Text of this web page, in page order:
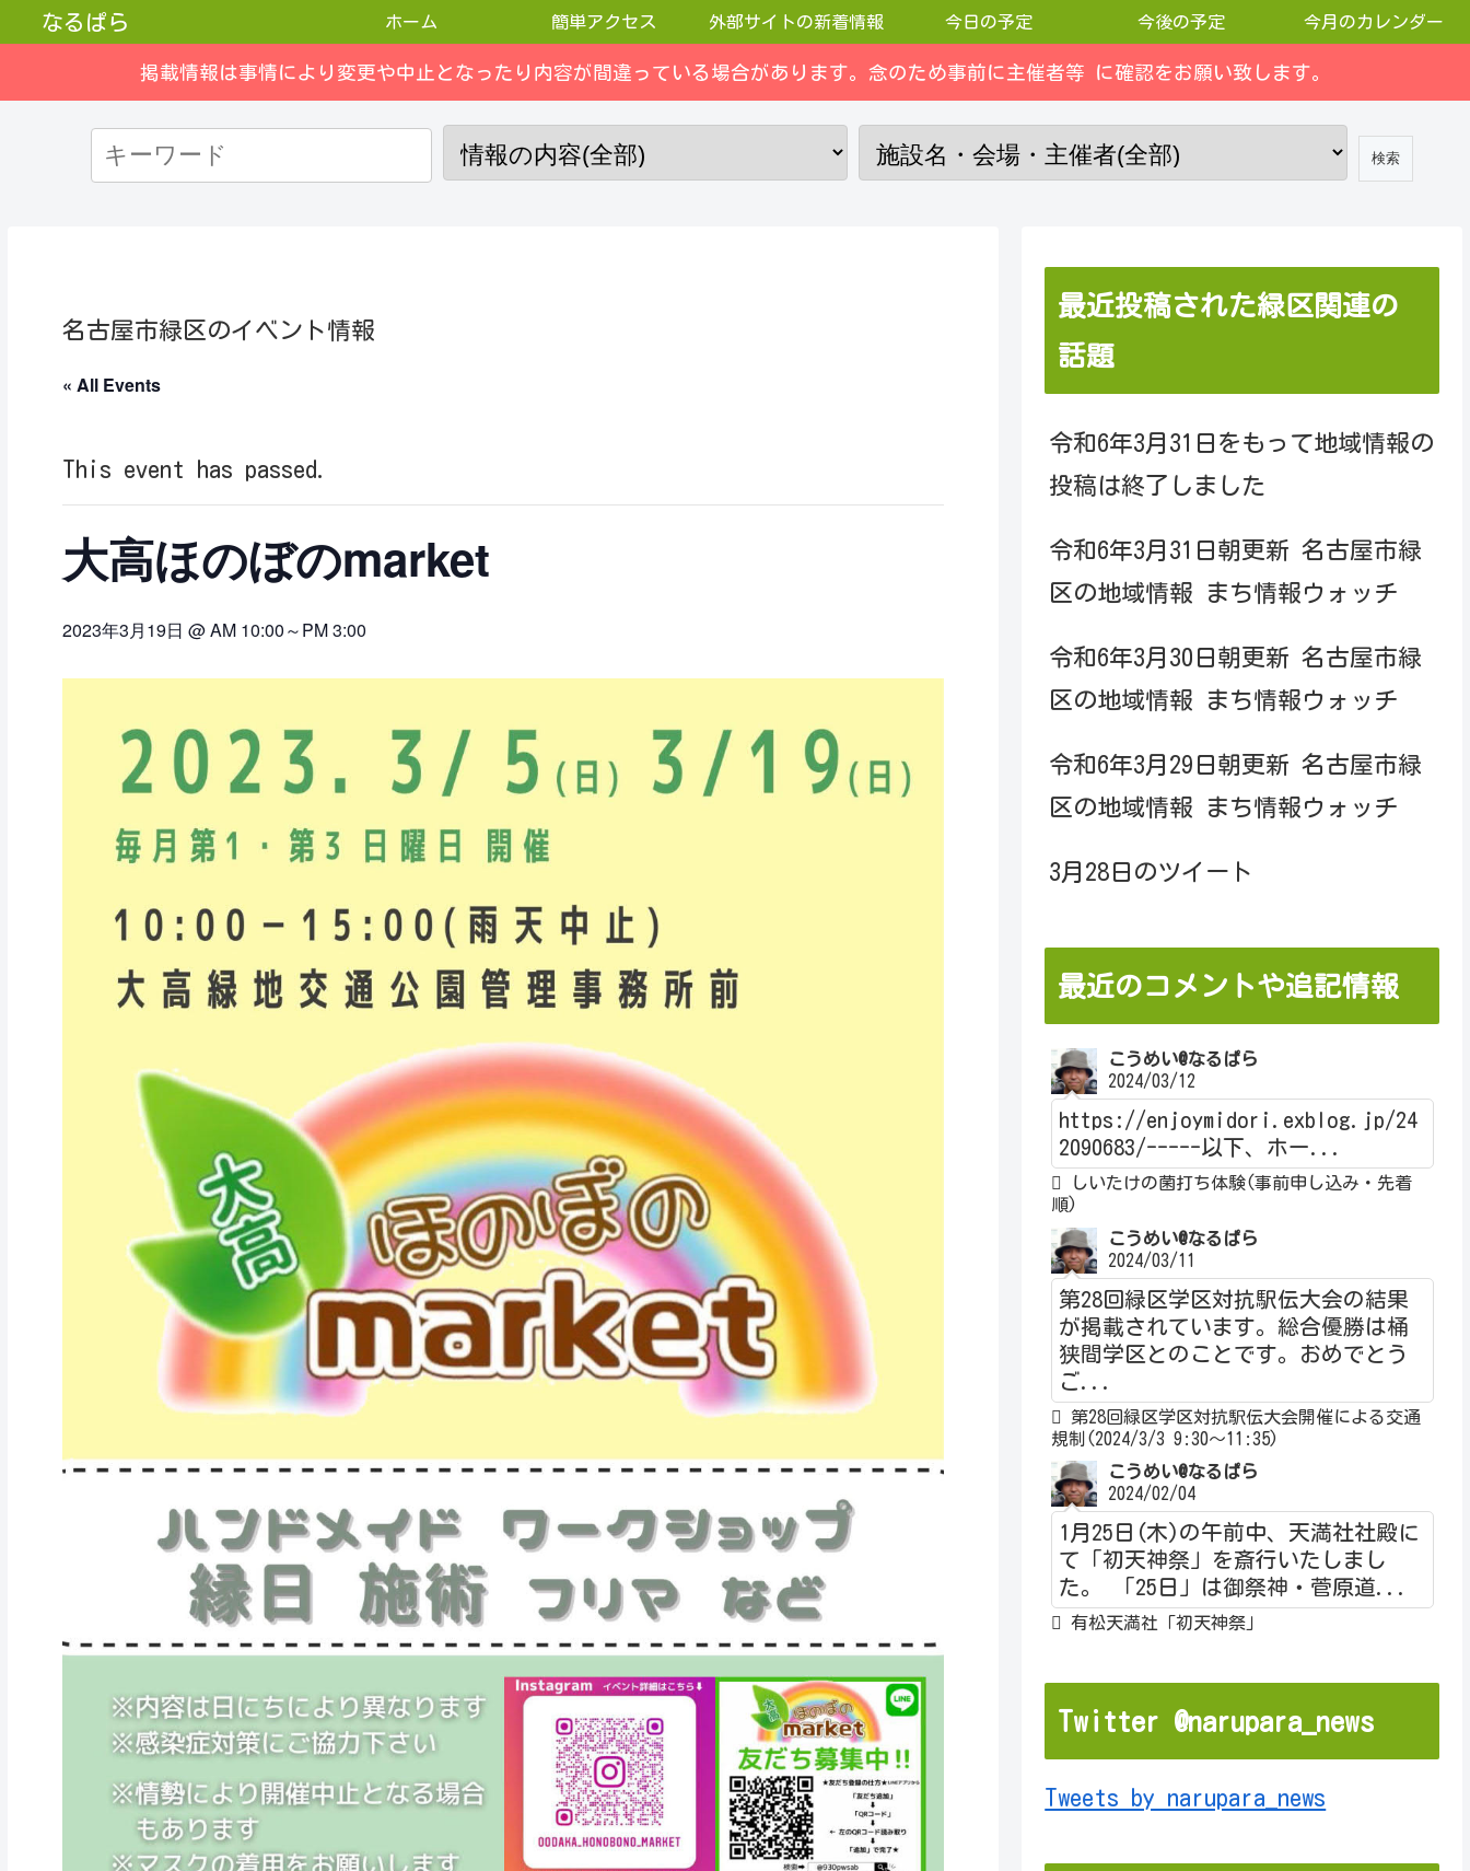
なるぱら ホーム 簡単アクセス 外部サイトの新着情報 今日の予定 今後の予定 今月のカレンダー
掲載情報は事情により変更や中止となったり内容が間違っている場合があります。念のため事前に主催者等 に確認をお願い致します。
名古屋市緑区のイベント情報
« All Events
This event has passed.
大高ほのぼのmarket
2023年3月19日 @ AM 10:00～PM 3:00
最近投稿された緑区関連の
話題
令和6年3月31日をもって地域情報の
投稿は終了しました
令和6年3月31日朝更新 名古屋市緑
区の地域情報 まち情報ウォッチ
令和6年3月30日朝更新 名古屋市緑
区の地域情報 まち情報ウォッチ
令和6年3月29日朝更新 名古屋市緑
区の地域情報 まち情報ウォッチ
3月28日のツイート
最近のコメントや追記情報
こうめい@なるぱら
2024/03/12
https://enjoymidori.exblog.jp/24
2090683/-----以下、ホー...
しいたけの菌打ち体験(事前申し込み・先着
順)
こうめい@なるぱら
2024/03/11
第28回緑区学区対抗駅伝大会の結果
が掲載されています。総合優勝は桶
狭間学区とのことです。おめでとう
ご...
第28回緑区学区対抗駅伝大会開催による交通
規制(2024/3/3 9:30～11:35)
こうめい@なるぱら
2024/02/04
1月25日(木)の午前中、天満社社殿に
て「初天神祭」を斎行いたしまし
た。 「25日」は御祭神・菅原道...
有松天満社「初天神祭」
Twitter @narupara_news
Tweets by narupara_news